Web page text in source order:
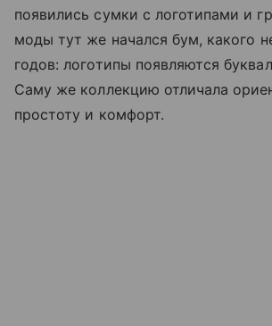
появились сумки с логотипами и
моды тут же начался бум, какого
годов: логотипы появляются
Саму же коллекцию отличала
простоту и комфорт.